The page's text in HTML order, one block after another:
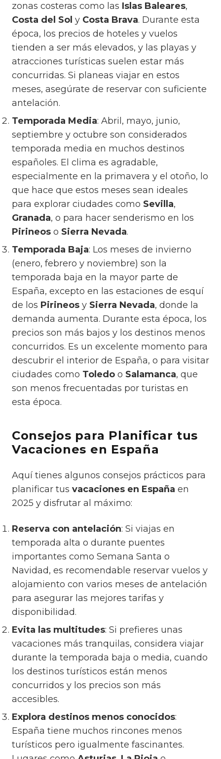
zonas costeras como las Islas Baleares,
Costa del Sol y Costa Brava. Durante esta
época, los precios de hoteles y vuelos
tienden a ser más elevados, y las playas y
atracciones turísticas suelen estar más
concurridas. Si planeas viajar en estos
meses, asegúrate de reservar con suficiente
antelación.
Temporada Media: Abril, mayo, junio,
septiembre y octubre son considerados
temporada media en muchos destinos
españoles. El clima es agradable,
especialmente en la primavera y el otoño, lo
que hace que estos meses sean ideales
para explorar ciudades como Sevilla,
Granada, o para hacer senderismo en los
Pirineos o Sierra Nevada.
Temporada Baja: Los meses de invierno
(enero, febrero y noviembre) son la
temporada baja en la mayor parte de
España, excepto en las estaciones de esquí
de los Pirineos y Sierra Nevada, donde la
demanda aumenta. Durante esta época, los
precios son más bajos y los destinos menos
concurridos. Es un excelente momento para
descubrir el interior de España, o para visitar
ciudades como Toledo o Salamanca, que
son menos frecuentadas por turistas en
esta época.
Consejos para Planificar tus
Vacaciones en España
Aquí tienes algunos consejos prácticos para
planificar tus vacaciones en España en
2025 y disfrutar al máximo:
Reserva con antelación: Si viajas en
temporada alta o durante puentes
importantes como Semana Santa o
Navidad, es recomendable reservar vuelos y
alojamiento con varios meses de antelación
para asegurar las mejores tarifas y
disponibilidad.
Evita las multitudes: Si prefieres unas
vacaciones más tranquilas, considera viajar
durante la temporada baja o media, cuando
los destinos turísticos están menos
concurridos y los precios son más
accesibles.
Explora destinos menos conocidos:
España tiene muchos rincones menos
turísticos pero igualmente fascinantes.